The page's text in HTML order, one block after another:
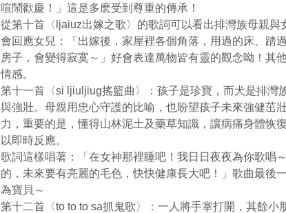
喧鬧歡慶！」這是多麽受到尊重的傳承！
從第十首〈ljaiuz出嫁之歌〉的歌詞可以看出排灣族母親
會回應女兒：「出嫁後，家屋裡各個角落，用過的床、踏
房子，會變得寂寞～」好會表達萬物皆有靈的觀念呦！其
情感。
第十一首〈si ljiuljiug搖籃曲〉：孩子是珍寶，而犬是排灣
與強壯。母親用忠心守護的比喻，也盼望孩子未來強健茁
力，重要的是，懂得山林泥土及藥草知識，讓病痛身體恢
以即時反應。
歌詞這樣唱著：「在女神那裡睡吧！我日日夜夜為你歌唱
的，未來要有亮麗的毛色，快快健康長大吧！」歌曲最後
為寶貝～
第十二首〈to to to sa抓鬼歌〉：一人將手掌打開，其餘小